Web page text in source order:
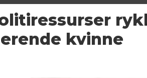
kvinne